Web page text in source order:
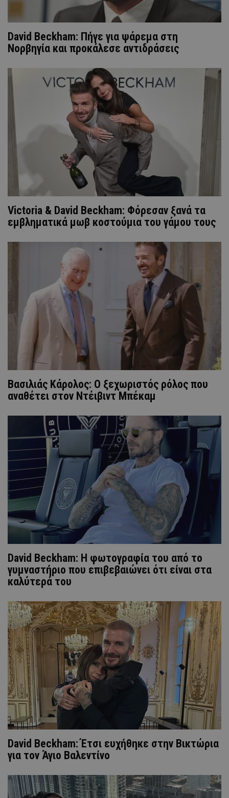
David Beckham: Πήγε για ψάρεμα στη
Νορβηγία και προκάλεσε αντιδράσεις
Victoria & David Beckham: Φόρεσαν ξανά τα
εμβληματικά μωβ κοστούμια του γάμου τους
Βασιλιάς Κάρολος: Ο ξεχωριστός ρόλος που
αναθέτει στον Ντέιβιντ Μπέκαμ
David Beckham: Η φωτογραφία του από το
γυμναστήριο που επιβεβαιώνει ότι είναι στα
καλύτερά του
David Beckham: Έτσι ευχήθηκε στην Βικτώρια
για τον Άγιο Βαλεντίνο